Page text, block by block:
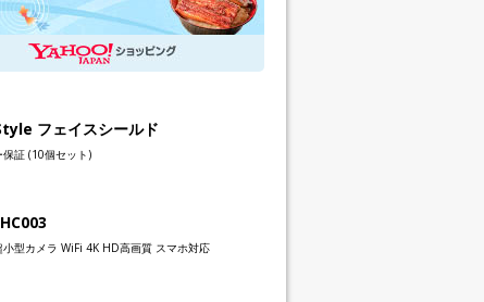
フェイスシールド
保証 (10個セット)
小型カメラ WiFi 4K HD高画質 スマホ対応